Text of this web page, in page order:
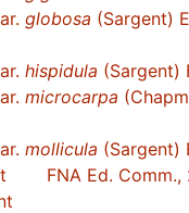
globosa (Sargent)
hispidula (Sargent)
microcarpa
mollicula (Sargent)
FNA Ed. Comm.,